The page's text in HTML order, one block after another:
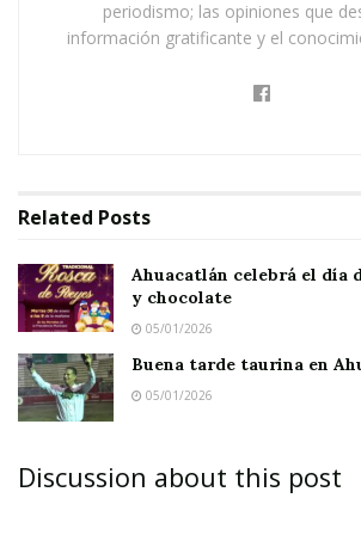
Ahuacatlán celebrá el día de Reyes
también los aportes otorgados
Municipal de la Juventud
fueron pocos los jóvenes que
desfile, contándose entre ellos a
la extensión universitaria –
del Sur -, así como de la
instituciones educativas.
periodismo; las opiniones que
información gratificante y el
Related Posts
Ahuacatlán celebrá el día
y chocolate
05/01/2026
Buena tarde taurina en
05/01/2026
Discussion about this post